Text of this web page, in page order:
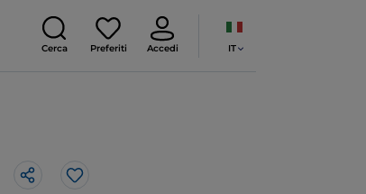
Cerca Preferiti Accedi IT
Like